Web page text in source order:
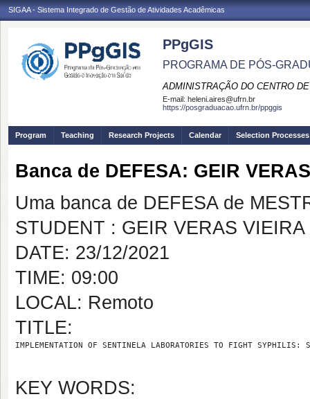
SIGAA - Sistema Integrado de Gestão de Atividades Acadêmicas
PPgGIS
PROGRAMA DE PÓS-
ADMINISTRAÇÃO DO CENTRO
E-mail: heleni.aires@ufrn.br
https://posgraduacao.ufrn.br/ppggis
Program Teaching Research Projects Calendar Selection Processes
Banca de DEFESA: GEIR
Uma banca de DEFESA de
STUDENT : GEIR VERAS VIEIRA
DATE: 23/12/2021
TIME: 09:00
LOCAL: Remoto
TITLE:
IMPLEMENTATION OF SENTINELA LABORATORIES TO FIGHT SYPHILIS:
KEY WORDS: